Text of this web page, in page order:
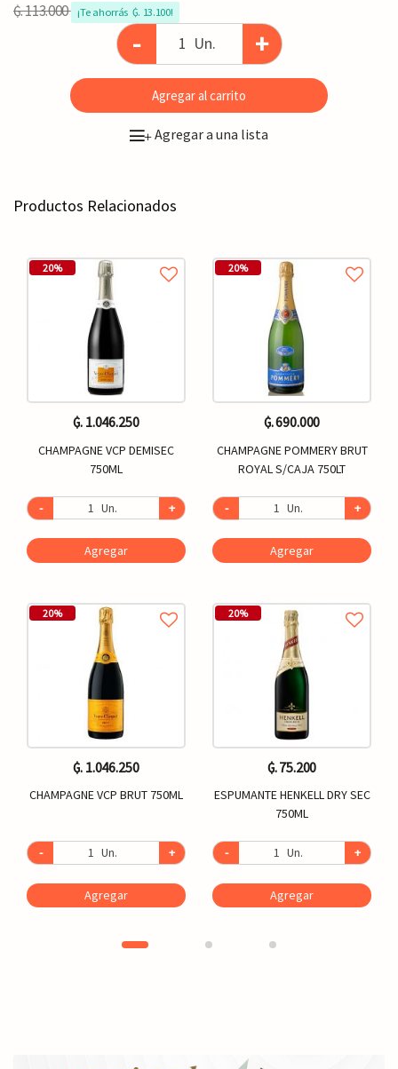
₲. 113.000 ¡Te ahorrás  ₲. 13.100!
- Un. +
Agregar al carrito
+Agregar a una lista
Productos Relacionados
20%
₲. 1.046.250
CHAMPAGNE VCP DEMISEC
750ML
- Un. +
Agregar
20%
₲. 1.046.250
CHAMPAGNE VCP BRUT 750ML
- Un. +
Agregar
20%
₲. 690.000
CHAMPAGNE POMMERY BRUT
ROYAL S/CAJA 750LT
- Un. +
Agregar
20%
₲. 75.200
ESPUMANTE HENKELL DRY SEC
750ML
- Un. +
Agregar